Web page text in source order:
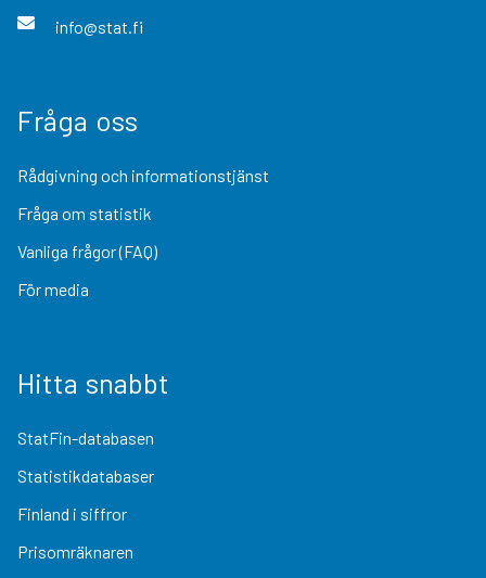
info@stat.fi
Fråga oss
Rådgivning och informationstjänst
Fråga om statistik
Vanliga frågor (FAQ)
För media
Hitta snabbt
StatFin-databasen
Statistikdatabaser
Finland i siffror
Prisomräknaren